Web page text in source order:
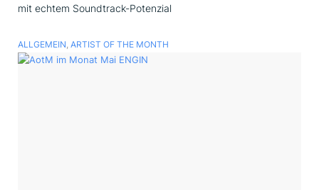
mit echtem Soundtrack-Potenzial
ALLGEMEIN, ARTIST OF THE MONTH